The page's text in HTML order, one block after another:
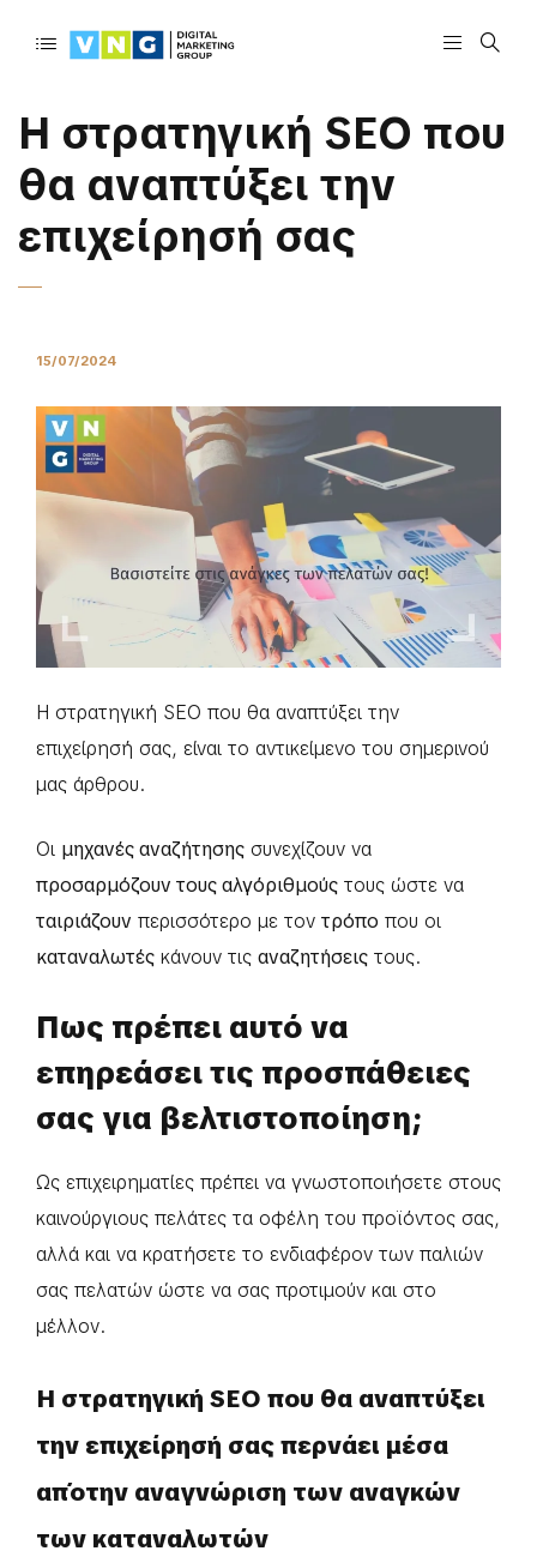
Η στρατηγική SEO που
θα αναπτύξει την
επιχείρησή σας
15/07/2024
Η στρατηγική SEO που θα αναπτύξει την
επιχείρησή σας, είναι το αντικείμενο του σημερινού
μας άρθρου.
Οι μηχανές αναζήτησης συνεχίζουν να
προσαρμόζουν τους αλγόριθμούς τους ώστε να
ταιριάζουν περισσότερο με τον τρόπο που οι
καταναλωτές κάνουν τις αναζητήσεις τους.
Πως πρέπει αυτό να
επηρεάσει τις προσπάθειες
σας για βελτιστοποίηση;
Ως επιχειρηματίες πρέπει να γνωστοποιήσετε στους
καινούργιους πελάτες τα οφέλη του προϊόντος σας,
αλλά και να κρατήσετε το ενδιαφέρον των παλιών
σας πελατών ώστε να σας προτιμούν και στο
μέλλον.
Η στρατηγική SEO που θα αναπτύξει
την επιχείρησή σας περνάει μέσα
απ΄οτην αναγνώριση των αναγκών
των καταναλωτών